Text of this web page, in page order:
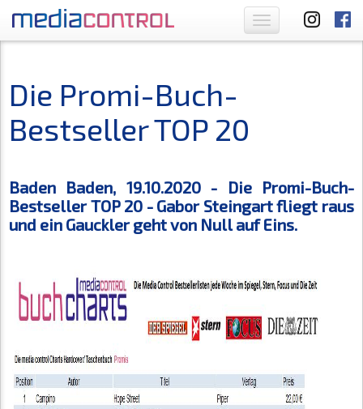
Toggle
navigation
Die Promi-Buch-
Bestseller TOP 20
Baden Baden, 19.10.2020 - Die Promi-Buch-
Bestseller TOP 20 - Gabor Steingart fliegt raus
und ein Gauckler geht von Null auf Eins.